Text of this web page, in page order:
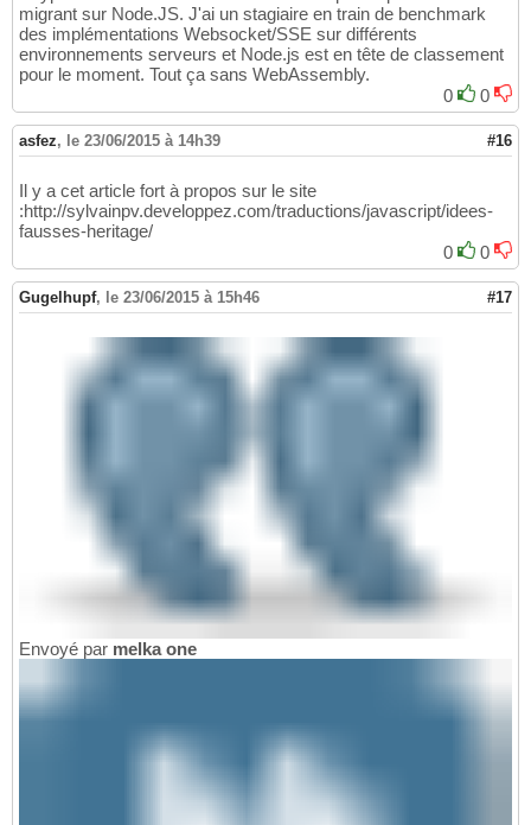
migrant sur Node.JS. J'ai un stagiaire en train de benchmark
des implémentations Websocket/SSE sur différents
environnements serveurs et Node.js est en tête de classement
pour le moment. Tout ça sans WebAssembly.
0
0
asfez, le 23/06/2015 à 14h39 #16
Il y a cet article fort à propos sur le site
:http://sylvainpv.developpez.com/traductions/javascript/idees-
fausses-heritage/
0
0
Gugelhupf, le 23/06/2015 à 15h46 #17
Envoyé par melka one